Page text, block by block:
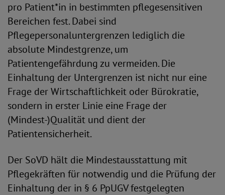
pro Patient*in in bestimmten pflegesensitiven
Bereichen fest. Dabei sind
Pflegepersonaluntergrenzen lediglich die
absolute Mindestgrenze, um
Patientengefährdung zu vermeiden. Die
Einhaltung der Untergrenzen ist nicht nur eine
Frage der Wirtschaftlichkeit oder Bürokratie,
sondern in erster Linie eine Frage der
(Mindest-)Qualität und dient der
Patientensicherheit.
Der SoVD hält die Mindestausstattung mit
Pflegekräften für notwendig und die Prüfung der
Einhaltung der in § 6 PpUGV festgelegten